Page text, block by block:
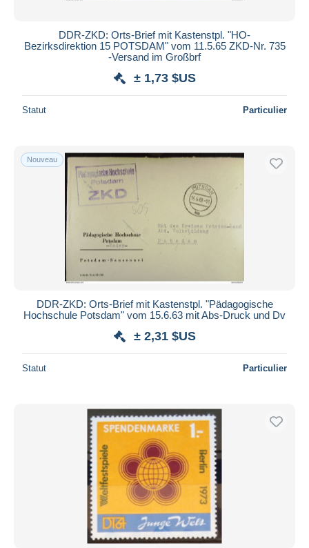
DDR-ZKD: Orts-Brief mit Kastenstpl. "HO-
Bezirksdirektion 15 POTSDAM" vom 11.5.65 ZKD-Nr. 735
-Versand im Großbrf
± 1,73 $US
Statut Particulier
Nouveau
DDR-ZKD: Orts-Brief mit Kastenstpl. "Pädagogische
Hochschule Potsdam" vom 15.6.63 mit Abs-Druck und Dv
± 2,31 $US
Statut Particulier